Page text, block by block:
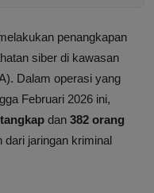
penangkapan
siber di kawasan
Dalam operasi yang
Februari 2026 ini,
dan 382 orang
dari jaringan kriminal